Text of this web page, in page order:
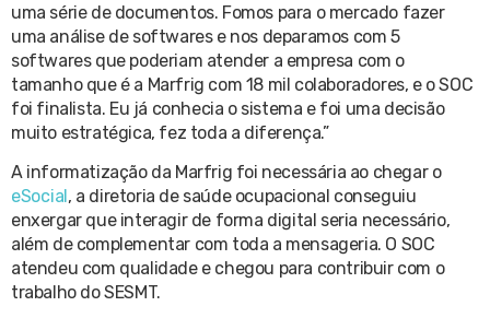
uma série de documentos. Fomos para o mercado fazer
uma análise de softwares e nos deparamos com 5
softwares que poderiam atender a empresa com o
tamanho que é a Marfrig com 18 mil colaboradores, e o SOC
foi finalista. Eu já conhecia o sistema e foi uma decisão
muito estratégica, fez toda a diferença.”
A informatização da Marfrig foi necessária ao chegar o
eSocial, a diretoria de saúde ocupacional conseguiu
enxergar que interagir de forma digital seria necessário,
além de complementar com toda a mensageria. O SOC
atendeu com qualidade e chegou para contribuir com o
trabalho do SESMT.